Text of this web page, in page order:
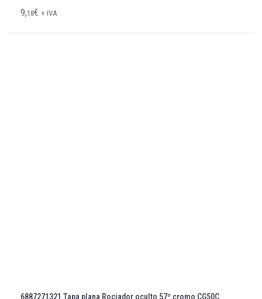
9,18€ + IVA
6887271321 Tapa plana Rociador oculto 57º cromo CG50C